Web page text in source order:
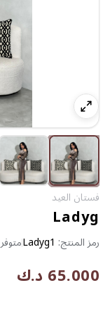
فستان العيد
Ladyg
رمز المنتج: Ladyg1متوفر
65.000 د.ك